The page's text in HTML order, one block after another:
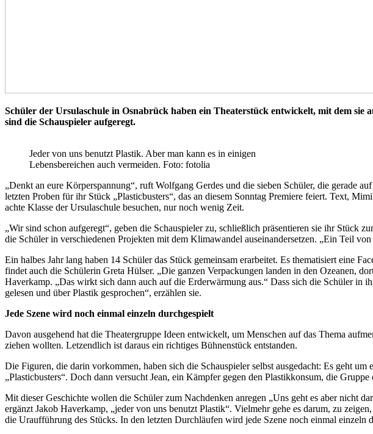
Schüler der Ursulaschule in Osnabrück haben ein Theaterstück entwickelt, mit dem
sind die Schauspieler aufgeregt.
Jeder von uns benutzt Plastik. Aber man kann es in einigen
Lebensbereichen auch vermeiden. Foto: fotolia
„Denkt an eure Körperspannung“, ruft Wolfgang Gerdes und die sieben Schüler, die gerade
letzten Proben für ihr Stück „Plastic­busters“, das an diesem Sonntag Premiere feiert. Text,
achte Klasse der Ursulaschule besuchen, nur noch wenig Zeit.
„Wir sind schon aufgeregt“, geben die Schauspieler zu, schließlich präsentieren sie ihr Stück
die Schüler in verschiedenen Projekten mit dem Klimawandel auseinandersetzen. „Ein Teil
Ein halbes Jahr lang haben 14 Schüler das Stück gemeinsam erarbeitet. Es thematisiert eine
findet auch die Schülerin Greta Hülser. „Die ganzen Verpackungen landen in den Ozeanen,
Haverkamp. „Das wirkt sich dann auch auf die Erderwärmung aus.“ Dass sich die Schüler
gelesen und über Plastik gesprochen“, erzählen sie.
Jede Szene wird noch einmal einzeln durchgespielt
Davon ausgehend hat die Theatergruppe Ideen entwickelt, um Menschen auf das Thema
ziehen wollten. Letzendlich ist daraus ein richtiges Bühnenstück entstanden.
Die Figuren, die darin vorkommen, haben sich die Schauspieler selbst ausgedacht: Es geht
„Plasticbusters“. Doch dann versucht Jean, ein Kämpfer gegen den Plastikkonsum, die
Mit dieser Geschichte wollen die Schüler zum Nachdenken anregen „Uns geht es aber nicht
ergänzt Jakob Haverkamp, „jeder von uns benutzt Plastik“. Vielmehr gehe es darum, zu
die Uraufführung des Stücks. In den letzten Durchläufen wird jede Szene noch einmal